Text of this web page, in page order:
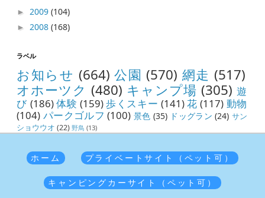
► 2009(104)
►2008(168)
ラベル
お知らせ (664) 公園 (570) 網走 (517)
オホーツク (480) キャンプ場 (305) 遊
び (186)体験 (159)歩くスキー (141)花 (117) 動物
(104) パークゴルフ (100) 景色 (35) ドッグラン (24) サン
ショウウオ (22) 野鳥 (13)
ホーム プライベートサイト（ペット可）
キャンピングカーサイト（ペット可）